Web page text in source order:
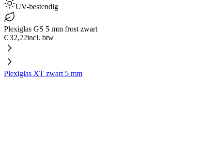
UV-bestendig
Plexiglas GS 5 mm frost zwart
€ 32,22incl. btw
Plexiglas XT zwart 5 mm